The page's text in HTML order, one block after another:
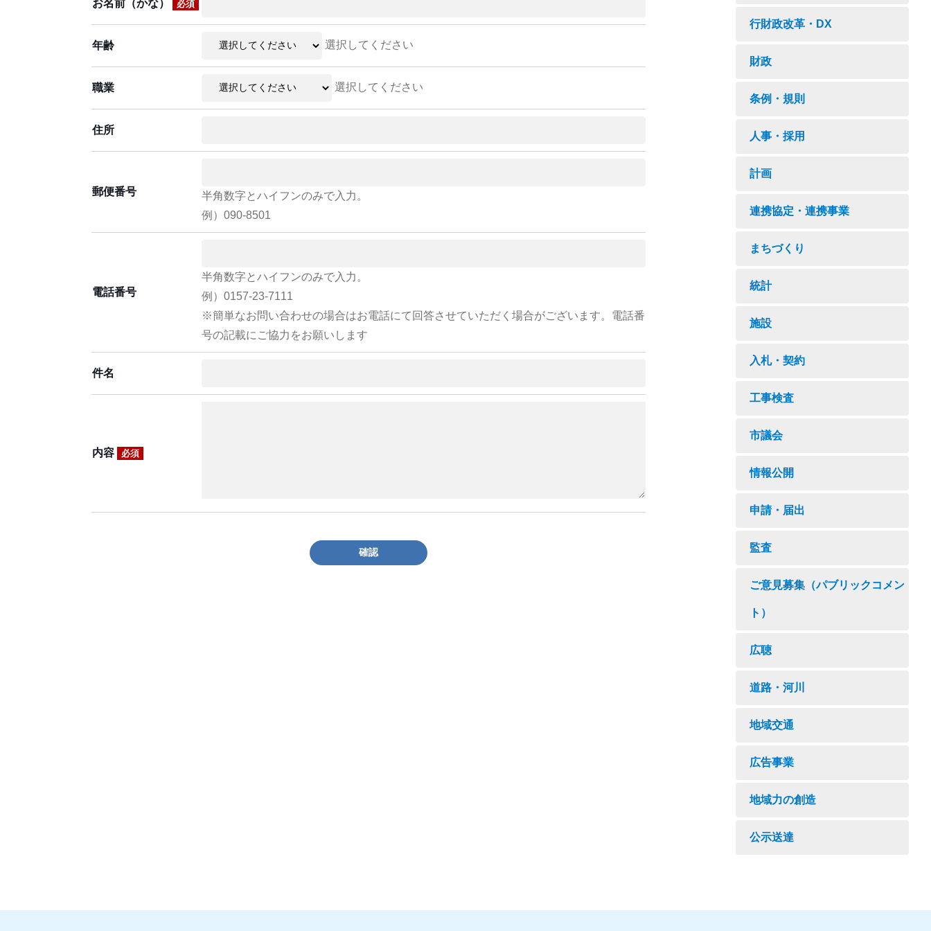
お名前（かな） 必須
年齢 選択してください
職業 選択してください
住所
郵便番号
半角数字とハイフンのみで入力。
例）090-8501
電話番号
半角数字とハイフンのみで入力。
例）0157-23-7111
※簡単なお問い合わせの場合はお電話にて回答させていただく場合がございます。電話番
号の記載にご協力をお願いします
件名
内容 必須
確認
行財政改革・DX
財政
条例・規則
人事・採用
計画
連携協定・連携事業
まちづくり
統計
施設
入札・契約
工事検査
市議会
情報公開
申請・届出
監査
ご意見募集（パブリックコメン
ト）
広聴
道路・河川
地域交通
広告事業
地域力の創造
公示送達